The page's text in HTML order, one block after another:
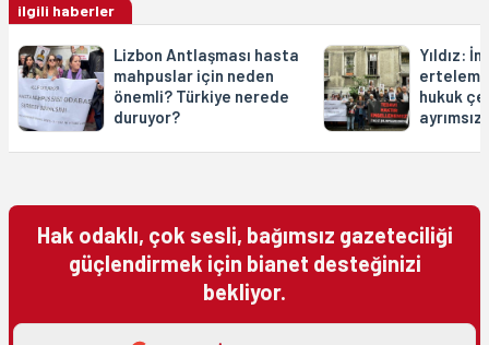
ilgili haberler
Lizbon Antlaşması hasta
mahpuslar için neden
önemli? Türkiye nerede
duruyor?
Yıldız:
hukuk
Hak odaklı, çok sesli, bağımsız gazeteciliği
güçlendirmek için bianet desteğinizi
bekliyor.